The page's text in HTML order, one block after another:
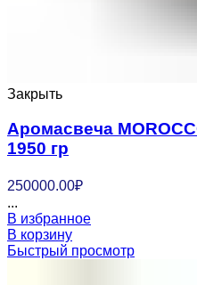
Закрыть
Аромасвеча
1950 гр
250000.00₽
...
В избранное
В корзину
Быстрый просмотр